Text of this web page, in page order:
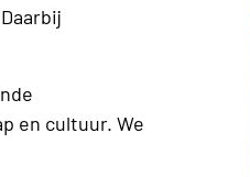
en cultuur. We